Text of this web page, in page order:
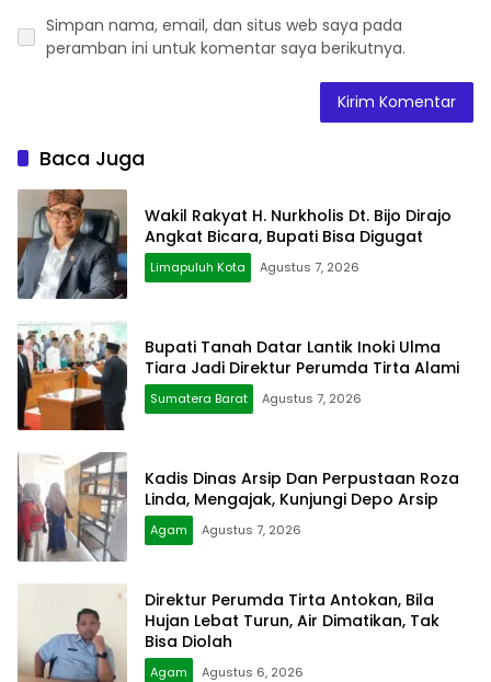
Simpan nama, email, dan situs web saya pada
peramban ini untuk komentar saya berikutnya.
Baca Juga
Wakil Rakyat H. Nurkholis Dt. Bijo Dirajo
Angkat Bicara, Bupati Bisa Digugat
Limapuluh Kota Agustus 7, 2026
Bupati Tanah Datar Lantik Inoki Ulma
Tiara Jadi Direktur Perumda Tirta Alami
Sumatera Barat Agustus 7, 2026
Kadis Dinas Arsip Dan Perpustaan Roza
Linda, Mengajak, Kunjungi Depo Arsip
Agam Agustus 7, 2026
Direktur Perumda Tirta Antokan, Bila
Hujan Lebat Turun, Air Dimatikan, Tak
Bisa Diolah
Agam Agustus 6, 2026